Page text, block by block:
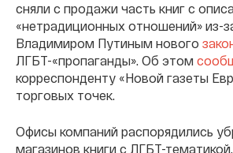
сняли с продажи часть книг с
«нетрадиционных отношений» из-
Владимиром Путиным нового
ЛГБТ-«пропаганды». Об этом
корреспонденту «Новой газеты
торговых точек.
Офисы компаний распорядились
магазинов книги с ЛГБТ-